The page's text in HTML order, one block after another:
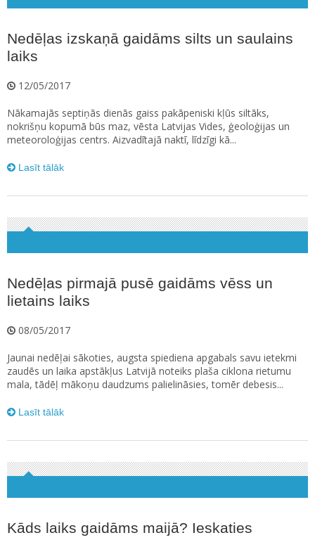
Nedēļas izskaņā gaidāms silts un saulains
laiks
12/05/2017
Nākamajās septiņās dienās gaiss pakāpeniski kļūs siltāks,
nokrišņu kopumā būs maz, vēsta Latvijas Vides, ģeoloģijas un
meteoroloģijas centrs. Aizvadītajā naktī, līdzīgi kā...
Lasīt tālāk
Nedēļas pirmajā pusē gaidāms vēss un
lietains laiks
08/05/2017
Jaunai nedēļai sākoties, augsta spiediena apgabals savu ietekmi
zaudēs un laika apstākļus Latvijā noteiks plaša ciklona rietumu
mala, tādēļ mākoņu daudzums palielināsies, tomēr debesis...
Lasīt tālāk
Kāds laiks gaidāms maijā? Ieskaties